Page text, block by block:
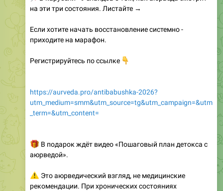
Если хотите начать восстановление системно -
Регистрируйтесь по ссылке
👇
_term=&utm_content=
Это аюрведический взгляд, не медицинские
обращайтесь к врачу.